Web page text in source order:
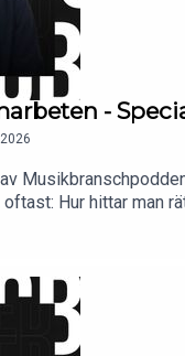
-
Hur hittar man
producenter,
just din vision och
kreativt och ta nästa